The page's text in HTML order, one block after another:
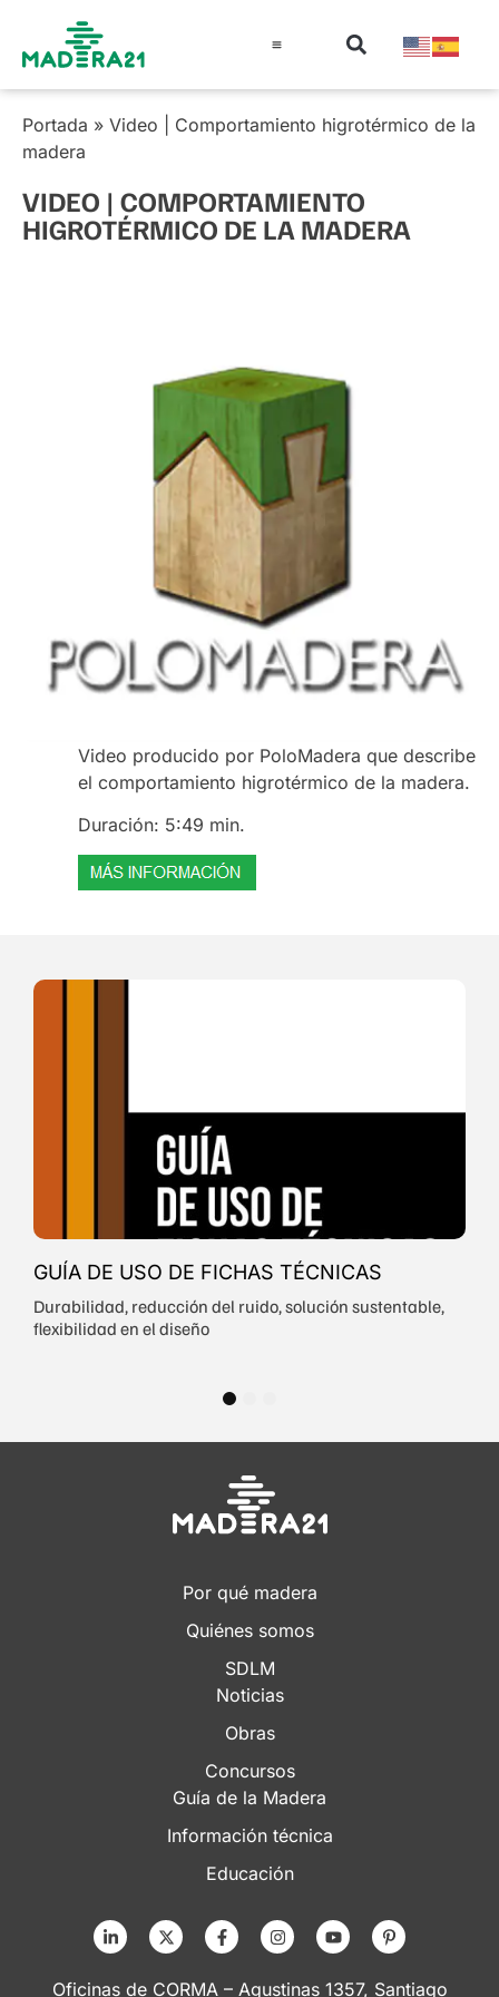
Portada » Video | Comportamiento higrotérmico de la
madera
VIDEO | COMPORTAMIENTO
HIGROTÉRMICO DE LA MADERA
Video producido por PoloMadera que describe
el comportamiento higrotérmico de la madera.
Duración: 5:49 min.
GUÍA DE USO DE FICHAS TÉCNICAS
Durabilidad, reducción del ruido, solución sustentable,
flexibilidad en el diseño
Por qué madera
Quiénes somos
SDLM
Noticias
Obras
Concursos
Guía de la Madera
Información técnica
Educación
Oficinas de CORMA – Agustinas 1357, Santiago